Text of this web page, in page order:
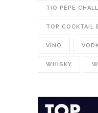
TIO PEPE
TOP COCKTAIL
VINO
WHISKY